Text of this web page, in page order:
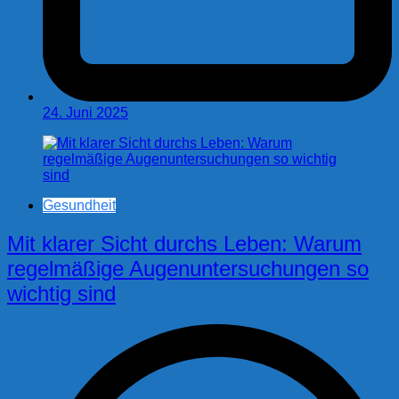
24. Juni 2025
Gesundheit
Mit klarer Sicht durchs Leben: Warum
regelmäßige Augenuntersuchungen so
wichtig sind